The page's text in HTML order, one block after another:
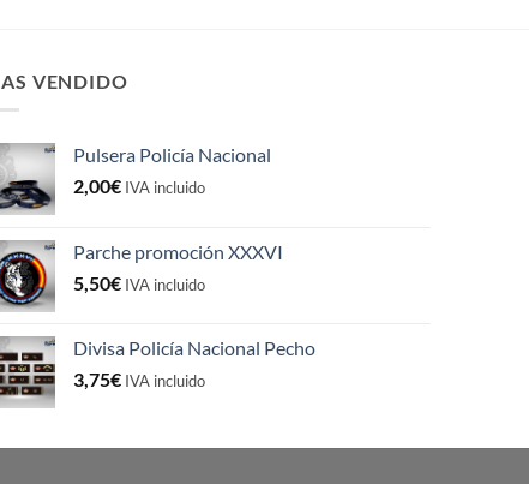
VENDIDO
Pulsera Policía Nacional
2,00€ IVA incluido
Parche promoción XXXVI
5,50€ IVA incluido
Divisa Policía Nacional Pecho
3,75€ IVA incluido